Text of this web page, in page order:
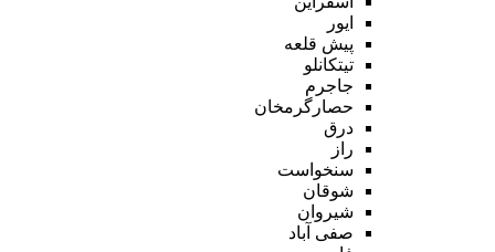
ایور
پیش قلعه
تیتکانلو
جاجرم
حصارگرمخان
درق
راز
سنخواست
شوقان
شیروان
صفی آباد